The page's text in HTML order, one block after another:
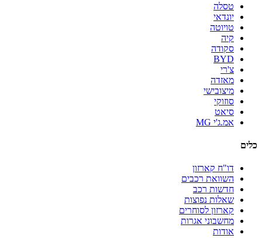
טסלה
יונדאי
טויוטה
קיה
סקודה
BYD
צ'רי
מאזדה
מיצובישי
סוזוקי
סיאט
אמ.ג'י MG
כלים
דו"ח קארזון
השוואת רכבים
חדשות רכב
שאלות נפוצות
קארזון לסוחרים
מחשבוני אגרות
אודות